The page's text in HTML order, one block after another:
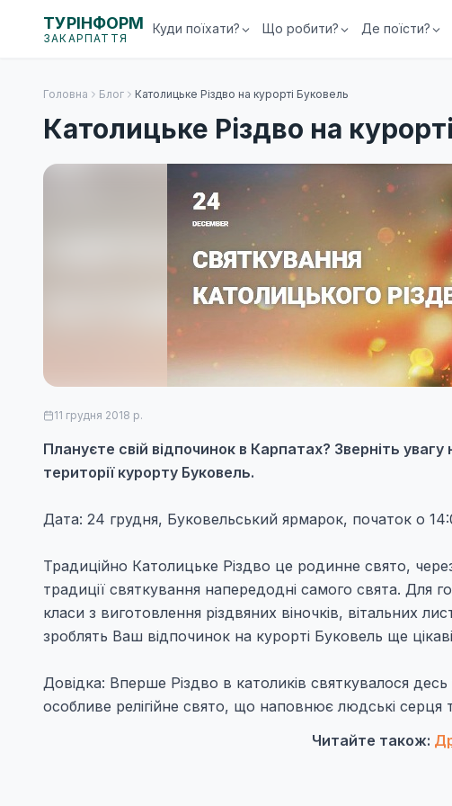
ТУРІНФОРМ
ЗАКАРПАТТЯ
Куди поїхати? Що робити? Де поїсти?
Головна Блог Католицьке Різдво на курорті Буковель
Католицьке Різдво на
11 грудня 2018 р.
Плануєте свій відпочинок в Карпатах? Зверніть
території курорту Буковель.
Дата: 24 грудня, Буковельський ярмарок, початок о
Традиційно Католицьке Різдво це родинне свято,
традиції святкування напередодні самого свята. Для
класи з виготовлення різдвяних віночків, вітальних
зроблять Ваш відпочинок на курорті Буковель ще
Довідка: Вперше Різдво в католиків святкувалося
особливе релігійне свято, що наповнює людські
Читайте також: